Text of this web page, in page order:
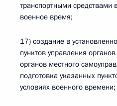
транспортными
военное время;
17) создание в
пунктов управления
органов местного
подготовка указанных
условиях военного времени;